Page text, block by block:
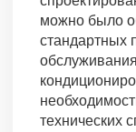
можно было
стандартных
технических